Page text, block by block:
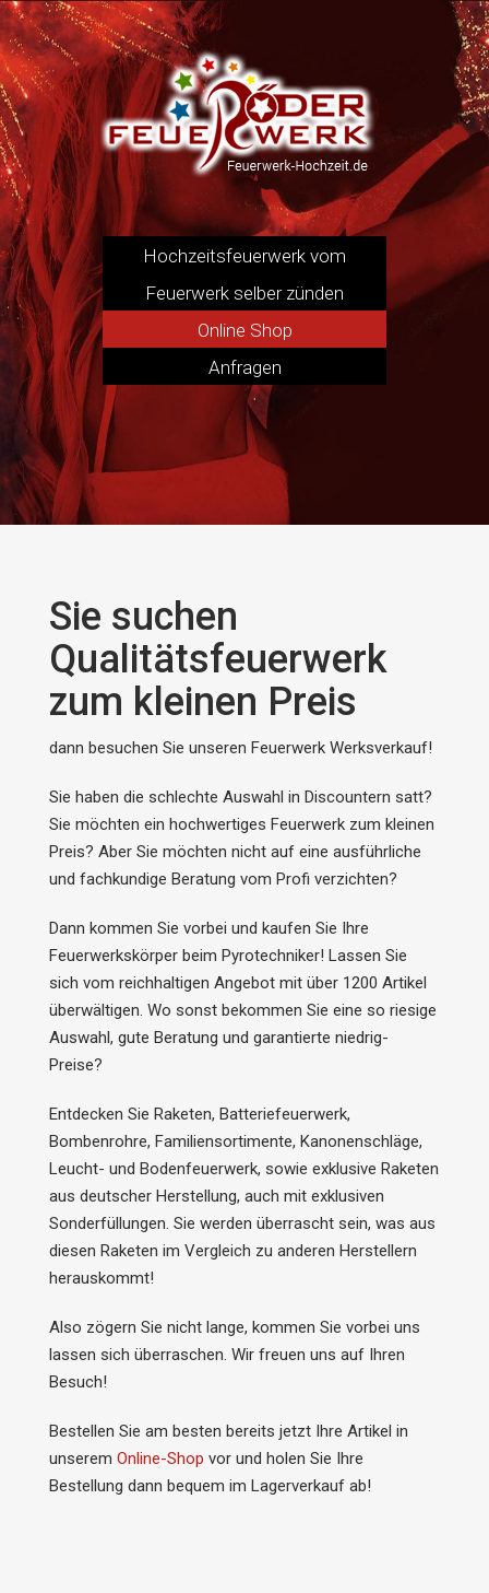
Hochzeitsfeuerwerk vom
Pyrotechniker
Feuerwerk selber zünden
Online Shop
Anfragen
Sie suchen
Qualitätsfeuerwerk
zum kleinen Preis
dann besuchen Sie unseren Feuerwerk Werksverkauf!
Sie haben die schlechte Auswahl in Discountern satt?
Sie möchten ein hochwertiges Feuerwerk zum kleinen
Preis? Aber Sie möchten nicht auf eine ausführliche
und fachkundige Beratung vom Profi verzichten?
Dann kommen Sie vorbei und kaufen Sie Ihre
Feuerwerkskörper beim Pyrotechniker! Lassen Sie
sich vom reichhaltigen Angebot mit über 1200 Artikel
überwältigen. Wo sonst bekommen Sie eine so riesige
Auswahl, gute Beratung und garantierte niedrig-
Preise?
Entdecken Sie Raketen, Batteriefeuerwerk,
Bombenrohre, Familiensortimente, Kanonenschläge,
Leucht- und Bodenfeuerwerk, sowie exklusive Raketen
aus deutscher Herstellung, auch mit exklusiven
Sonderfüllungen. Sie werden überrascht sein, was aus
diesen Raketen im Vergleich zu anderen Herstellern
herauskommt!
Also zögern Sie nicht lange, kommen Sie vorbei uns
lassen sich überraschen. Wir freuen uns auf Ihren
Besuch!
Bestellen Sie am besten bereits jetzt Ihre Artikel in
unserem Online-Shop vor und holen Sie Ihre
Bestellung dann bequem im Lagerverkauf ab!